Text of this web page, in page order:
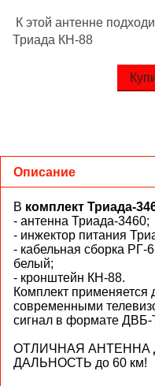
К этой антенне
Триада КН-88
Описание
В комплект Триада-
- антенна Триада-3460;
- инжектор питания
- кабельная сборка РГ-
белый;
- кронштейн КН-88.
Комплект применяется
современными
сигнал в формате ДВБ-
ОТЛИЧНАЯ АНТЕННА
ДАЛЬНОСТЬ до 60 км!